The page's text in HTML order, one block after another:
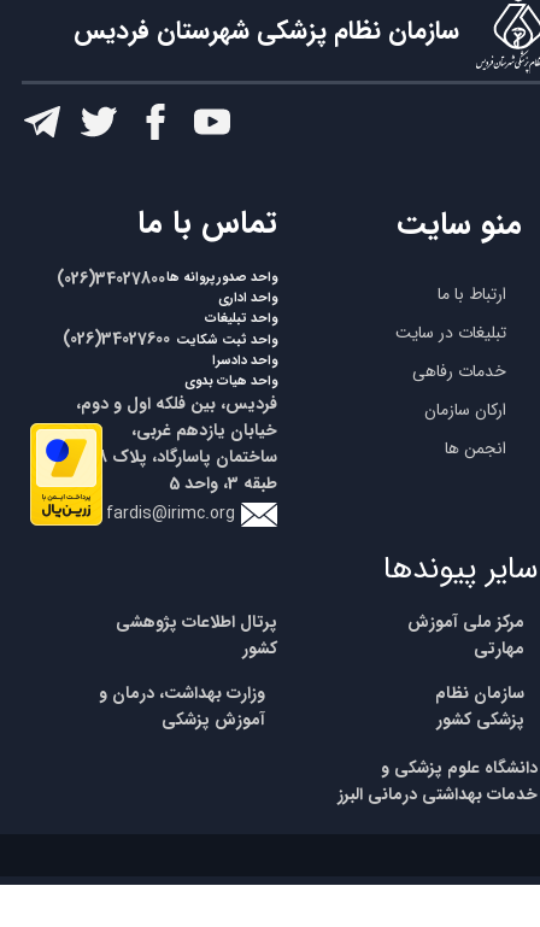
سازمان نظام پزشکی شهرستان فردیس
ارتباط با ما
تبلیغات در سایت
خدمات رفاهی
ارکان سازمان
انجمن ها
منو سایت ​تماس با ما
​​(026)34027800
fardis@irimc.org
​​(026)34027600
واحد صدورپروانه ها
واحد اداری
واحد تبلیغات
واحد ثبت شکایت
واحد دادسرا
واحد هیات بدوی
فردیس، بین فلکه اول و دوم،
خیابان یازدهم غربی،
طبقه 3، واحد 5
سایر پیوندها
پرتال اطلاعات پژوهشی
کشور
مرکز ملی آموزش
مهارتی
​سازمان نظام
پزشکیکشور
وزارت بهداشت، درمان و
آموزش پزشکی
​​دانشگاه علوم پزشکی و
خدمات بهداشتی درمانی البرز